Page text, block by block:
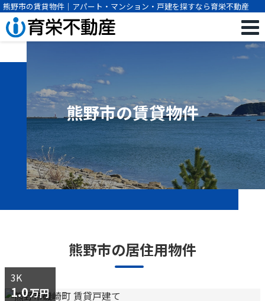
熊野市の賃貸物件｜アパート・マンション・戸建を探すなら育栄不動産
熊野市の賃貸物件
熊野市の居住用物件
3K
1.0万円